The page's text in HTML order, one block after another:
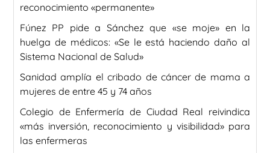
reconocimiento «permanente»
Fúnez PP pide a Sánchez que «se moje» en la
huelga de médicos: «Se le está haciendo daño al
Sistema Nacional de Salud»
Sanidad amplía el cribado de cáncer de mama a
mujeres de entre 45 y 74 años
Colegio de Enfermería de Ciudad Real reivindica
«más inversión, reconocimiento y visibilidad» para
las enfermeras